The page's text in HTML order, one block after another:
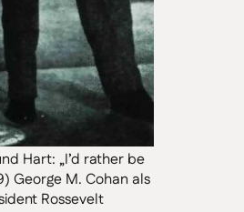
Hart: „I’d rather be
George M. Cohan als
Rossevelt